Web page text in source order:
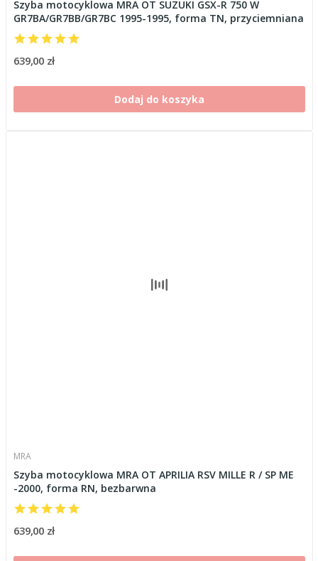
Szyba motocyklowa MRA OT SUZUKI GSX-R 750 W
GR7BA/GR7BB/GR7BC 1995-1995, forma TN, przyciemniana
639,00 zł
Dodaj do koszyka
MRA
Szyba motocyklowa MRA OT APRILIA RSV MILLE R / SP ME
-2000, forma RN, bezbarwna
639,00 zł